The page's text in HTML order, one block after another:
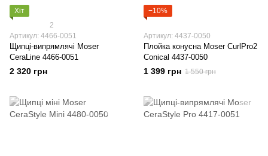
Хіт
2
Артикул: 4466-0051
Щипці-випрямлячі Moser
CeraLine 4466-0051
2 320 грн
−10%
Артикул: 4437-0050
Плойка конусна Moser CurlPro2
Conical 4437-0050
1 399 грн 1 550 грн